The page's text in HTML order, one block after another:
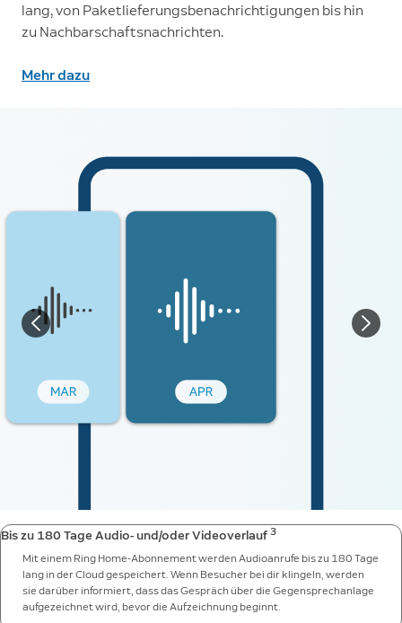
lang, von Paketlieferungsbenachrichtigungen bis hin
zu Nachbarschaftsnachrichten.
Mehr dazu
Bis zu 180 Tage Audio- und/oder Videoverlauf 3
Mit einem Ring Home-Abonnement werden Audioanrufe bis zu 180 Tage
lang in der Cloud gespeichert. Wenn Besucher bei dir klingeln, werden
sie darüber informiert, dass das Gespräch über die Gegensprechanlage
aufgezeichnet wird, bevor die Aufzeichnung beginnt.